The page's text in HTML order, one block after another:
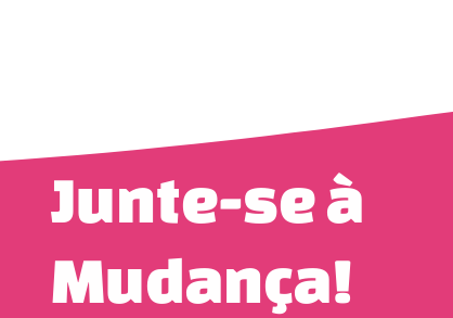
Junte-se à
Mudança!